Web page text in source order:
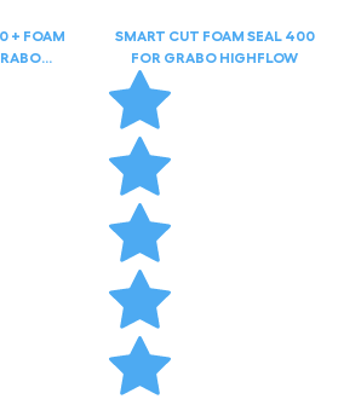
+ FOAM
SMART CUT FOAM SEAL 400
FOR GRABO HIGHFLOW